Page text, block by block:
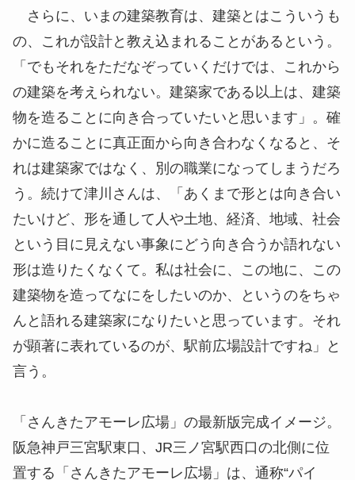
さらに、いまの建築教育は、建築とはこういうも
の、これが設計と教え込まれることがあるという。
「でもそれをただなぞっていくだけでは、これから
の建築を考えられない。建築家である以上は、建築
物を造ることに向き合っていたいと思います」。確
かに造ることに真正面から向き合わなくなると、そ
れは建築家ではなく、別の職業になってしまうだろ
う。続けて津川さんは、「あくまで形とは向き合い
たいけど、形を通して人や土地、経済、地域、社会
という目に見えない事象にどう向き合うか語れない
形は造りたくなくて。私は社会に、この地に、この
建築物を造ってなにをしたいのか、というのをちゃ
んと語れる建築家になりたいと思っています。それ
が顕著に表れているのが、駅前広場設計ですね」と
言う。
「さんきたアモーレ広場」の最新版完成イメージ。
阪急神戸三宮駅東口、JR三ノ宮駅西口の北側に位
置する「さんきたアモーレ広場」は、通称“パイ